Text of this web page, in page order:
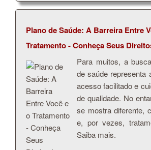
Plano de Saúde: A Barreira Entre
Tratamento - Conheça Seus
Para muitos, a
de saúde representa
acesso facilitado e
de qualidade. No
se mostra diferente,
e, por vezes,
Saiba mais.